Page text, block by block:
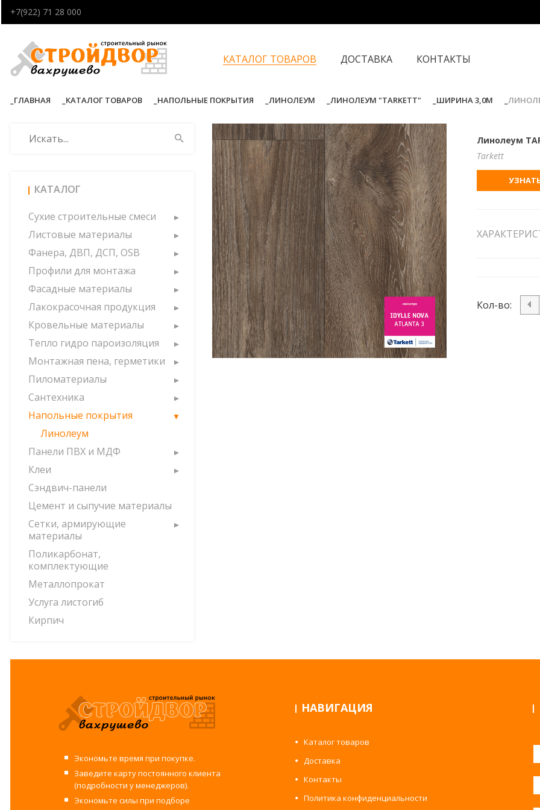
+7(922) 71 28 000
КАТАЛОГ ТОВАРОВ ДОСТАВКА КОНТАКТЫ
ГЛАВНАЯ КАТАЛОГ ТОВАРОВ НАПОЛЬНЫЕ ПОКРЫТИЯ ЛИНОЛЕУМ ЛИНОЛЕУМ "TARKETT" ШИРИНА 3,0М
КАТАЛОГ
Сухие строительные смеси
Листовые материалы
Фанера, ДВП, ДСП, OSB
Профили для монтажа
Фасадные материалы
Лакокрасочная продукция
Кровельные материалы
Тепло гидро пароизоляция
Монтажная пена, герметики
Пиломатериалы
Сантехника
Напольные покрытия
Линолеум
Панели ПВХ и МДФ
Клеи
Сэндвич-панели
Цемент и сыпучие материалы
Сетки, армирующие
материалы
Поликарбонат,
комплектующие
Металлопрокат
Услуга листогиб
Кирпич
Линолеум
Tarkett
Кол-во:
Экономьте время при покупке.
Заведите карту постоянного клиента
(подробности у менеджеров).
Экономьте силы при подборе
НАВИГАЦИЯ
Каталог товаров
Доставка
Контакты
Политика конфиденциальности